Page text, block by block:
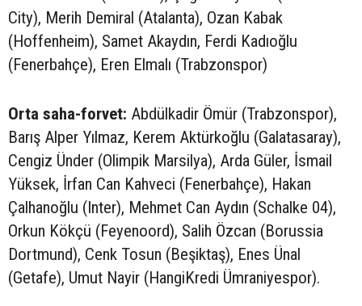
City), Merih Demiral (Atalanta), Ozan Kabak
(Hoffenheim), Samet Akaydın, Ferdi Kadıoğlu
(Fenerbahçe), Eren Elmalı (Trabzonspor)
Orta saha-forvet: Abdülkadir Ömür (Trabzonspor),
Barış Alper Yılmaz, Kerem Aktürkoğlu (Galatasaray),
Cengiz Ünder (Olimpik Marsilya), Arda Güler, İsmail
Yüksek, İrfan Can Kahveci (Fenerbahçe), Hakan
Çalhanoğlu (Inter), Mehmet Can Aydın (Schalke 04),
Orkun Kökçü (Feyenoord), Salih Özcan (Borussia
Dortmund), Cenk Tosun (Beşiktaş), Enes Ünal
(Getafe), Umut Nayir (HangiKredi Ümraniyespor).